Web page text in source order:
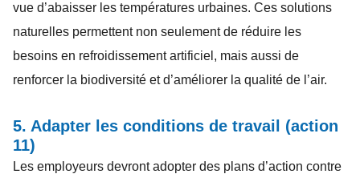
vue d’abaisser les températures urbaines. Ces solutions
naturelles permettent non seulement de réduire les
besoins en refroidissement artificiel, mais aussi de
renforcer la biodiversité et d’améliorer la qualité de l’air.
5. Adapter les conditions de travail (action
11)
Les employeurs devront adopter des plans d’action contre